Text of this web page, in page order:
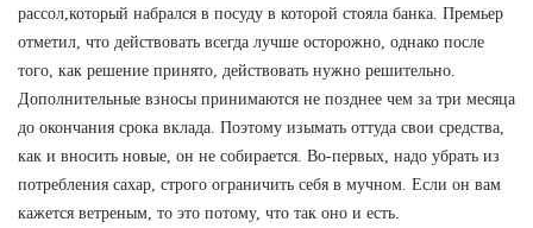
рассол,который набрался в посуду в которой стояла банка. Премьер
отметил, что действовать всегда лучше осторожно, однако после
того, как решение принято, действовать нужно решительно.
Дополнительные взносы принимаются не позднее чем за три месяца
до окончания срока вклада. Поэтому изымать оттуда свои средства,
как и вносить новые, он не собирается. Во-первых, надо убрать из
потребления сахар, строго ограничить себя в мучном. Если он вам
кажется ветреным, то это потому, что так оно и есть.